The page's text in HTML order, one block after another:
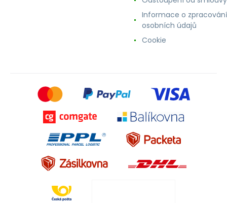
Informace o zpracování
osobních údajů
Cookie